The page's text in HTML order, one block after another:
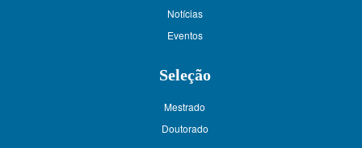
Notícias
Eventos
Seleção
Mestrado
Doutorado